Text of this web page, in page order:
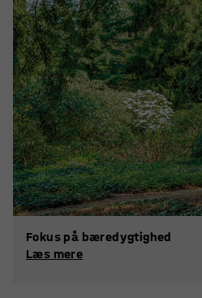
Fokus på bæredygtighed
Læs mere